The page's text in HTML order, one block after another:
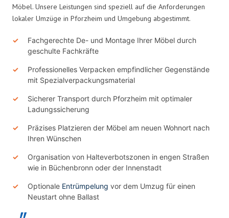
Möbel. Unsere Leistungen sind speziell auf die Anforderungen
lokaler Umzüge in Pforzheim und Umgebung abgestimmt.
Fachgerechte De- und Montage Ihrer Möbel durch
geschulte Fachkräfte
Professionelles Verpacken empfindlicher Gegenstände
mit Spezialverpackungsmaterial
Sicherer Transport durch Pforzheim mit optimaler
Ladungssicherung
Präzises Platzieren der Möbel am neuen Wohnort nach
Ihren Wünschen
Organisation von Halteverbotszonen in engen Straßen
wie in Büchenbronn oder der Innenstadt
Optionale Entrümpelung vor dem Umzug für einen
Neustart ohne Ballast